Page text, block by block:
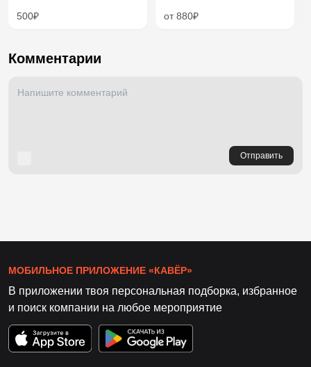
500₽ от 880₽
Комментарии
Отправить
МОБИЛЬНОЕ ПРИЛОЖЕНИЕ «КАВЁР»
В приложении твоя персональная подборка, избранное
и поиск компании на любое мероприятие